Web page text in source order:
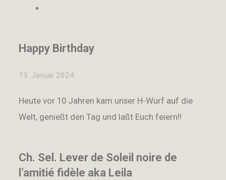
Happy Birthday
13. Januar 2024
Heute vor 10 Jahren kam unser H-Wurf auf die
Welt, genießt den Tag und laßt Euch feiern!!
Ch. Sel. Lever de Soleil noire de
l’amitié fidèle aka Leila